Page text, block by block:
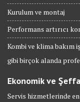
Kurulum ve montaj
Performans artırıcı
Kombi ve klima bakım
gibi birçok alanda
Ekonomik ve
Servis hizmetlerinde